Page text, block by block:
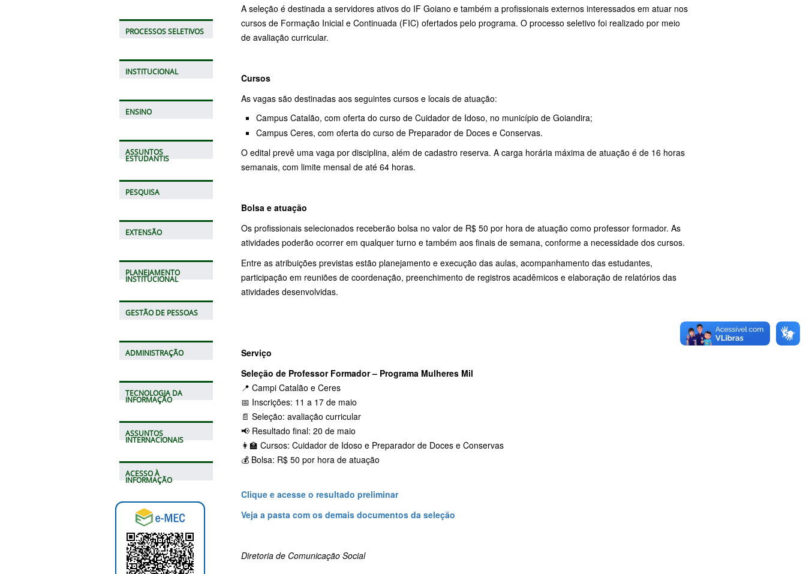
PROCESSOS SELETIVOS
INSTITUCIONAL
ENSINO
ASSUNTOS
ESTUDANTIS
PESQUISA
EXTENSÃO
PLANEJAMENTO
INSTITUCIONAL
GESTÃO DE PESSOAS
ADMINISTRAÇÃO
TECNOLOGIA DA
INFORMAÇÃO
ASSUNTOS
INTERNACIONAIS
ACESSO À
INFORMAÇÃO
A seleção é destinada a servidores ativos do IF Goiano e também a profissionais externos interessados em atuar nos
cursos de Formação Inicial e Continuada (FIC) ofertados pelo programa. O processo seletivo foi realizado por meio
de avaliação curricular.
Cursos
As vagas são destinadas aos seguintes cursos e locais de atuação:
Campus Catalão, com oferta do curso de Cuidador de Idoso, no município de Goiandira;
Campus Ceres, com oferta do curso de Preparador de Doces e Conservas.
O edital prevê uma vaga por disciplina, além de cadastro reserva. A carga horária máxima de atuação é de 16 horas
semanais, com limite mensal de até 64 horas.
Bolsa e atuação
Os profissionais selecionados receberão bolsa no valor de R$ 50 por hora de atuação como professor formador. As
atividades poderão ocorrer em qualquer turno e também aos finais de semana, conforme a necessidade dos cursos.
Entre as atribuições previstas estão planejamento e execução das aulas, acompanhamento das estudantes,
participação em reuniões de coordenação, preenchimento de registros acadêmicos e elaboração de relatórios das
atividades desenvolvidas.
Serviço
Seleção de Professor Formador – Programa Mulheres Mil
📍 Campi Catalão e Ceres
📅 Inscrições: 11 a 17 de maio
📄 Seleção: avaliação curricular
📢 Resultado final: 20 de maio
👩‍🏫 Cursos: Cuidador de Idoso e Preparador de Doces e Conservas
💰 Bolsa: R$ 50 por hora de atuação
Clique e acesse o resultado preliminar
Veja a pasta com os demais documentos da seleção
Diretoria de Comunicação Social